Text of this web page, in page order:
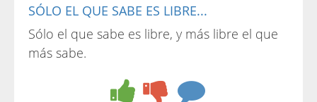
SÓLO EL QUE SABE ES LIBRE...
Sólo el que sabe es libre, y más libre el que
más sabe.